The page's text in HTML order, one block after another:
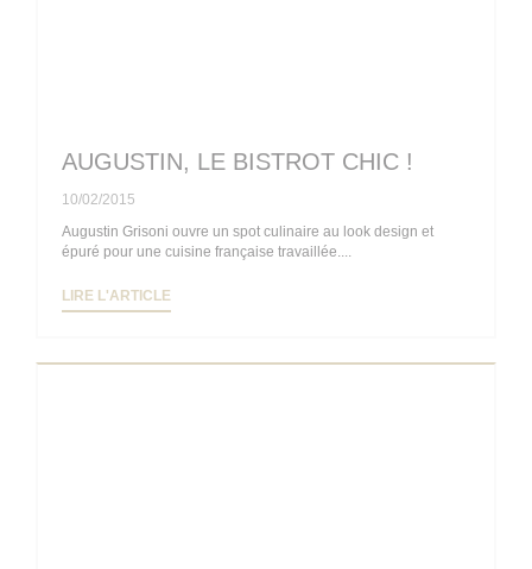
AUGUSTIN, LE BISTROT CHIC !
10/02/2015
Augustin Grisoni ouvre un spot culinaire au look design et
épuré pour une cuisine française travaillée....
LIRE L'ARTICLE